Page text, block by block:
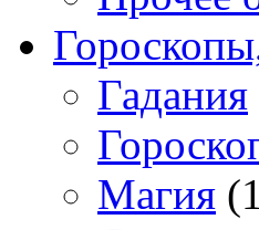
Гадания
Магия